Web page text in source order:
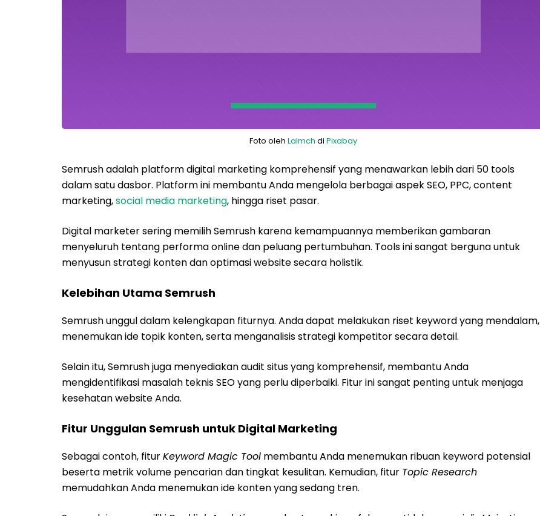
Foto oleh Lalmch di Pixabay
Semrush adalah platform digital marketing komprehensif yang menawarkan lebih dari 50 tools
dalam satu dasbor. Platform ini membantu Anda mengelola berbagai aspek SEO, PPC, content
marketing,social media marketing, hingga riset pasar.
Digital marketer sering memilih Semrush karena kemampuannya memberikan gambaran
menyeluruh tentang performa online dan peluang pertumbuhan. Tools ini sangat berguna untuk
menyusun strategi konten dan optimasi website secara holistik.
Kelebihan Utama Semrush
Semrush unggul dalam kelengkapan fiturnya. Anda dapat melakukan riset keyword yang mendalam,
menemukan ide topik konten, serta menganalisis strategi kompetitor secara detail.
Selain itu, Semrush juga menyediakan audit situs yang komprehensif, membantu Anda
mengidentifikasi masalah teknis SEO yang perlu diperbaiki. Fitur ini sangat penting untuk menjaga
kesehatan website Anda.
Fitur Unggulan Semrush untuk Digital Marketing
Sebagai contoh, fiturKeyword Magic Tool membantu Anda menemukan ribuan keyword potensial
beserta metrik volume pencarian dan tingkat kesulitan. Kemudian, fitur Topic Research
memudahkan Anda menemukan ide konten yang sedang tren.